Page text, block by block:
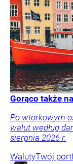
Gorąco także
Po wtorkowym
walut według
sierpnia 2026 r.
WalutyTwój